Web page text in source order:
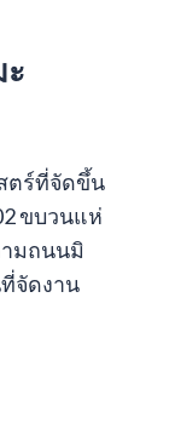
ตร์ที่จัดขึ้น
ขบวนแห่
มถนนมิ
จัดงาน